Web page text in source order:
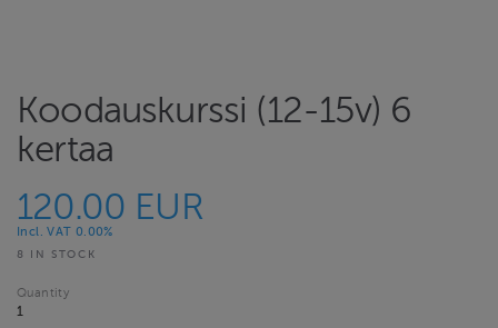
Koodauskurssi (12-15v) 6
kertaa
120.00 EUR
Incl. VAT 0.00%
8 IN STOCK
Quantity